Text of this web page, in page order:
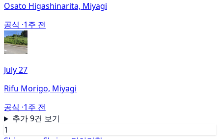
Osato Higashinarita, Miyagi
공식 ·1주 전
July 27
Rifu Morigo, Miyagi
공식 ·1주 전
추가 9건 보기
1